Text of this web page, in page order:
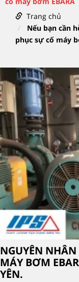
Trang chủ
Nếu bạn cần
phục sự cố máy
NGUYÊN NHÂN
MÁY BƠM
YÊN.